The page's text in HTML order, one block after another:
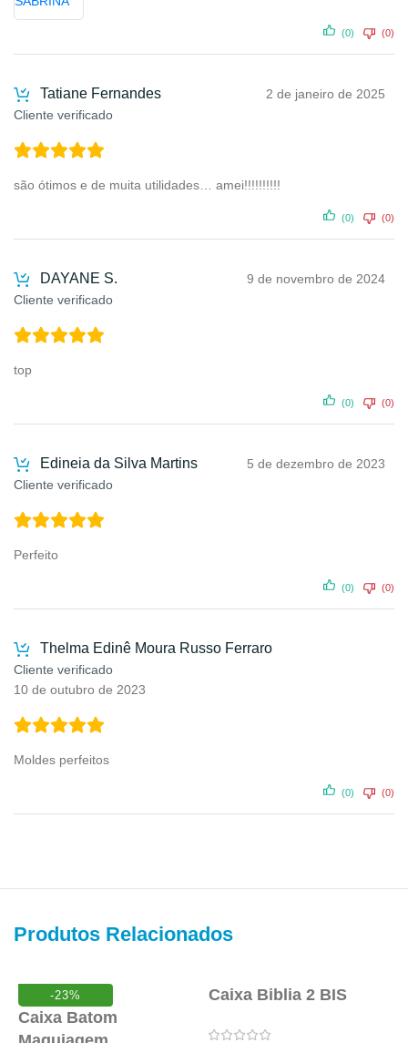
(0) (0)
Tatiane Fernandes
Cliente verificado
2 de janeiro de 2025
são ótimos e de muita utilidades… amei!!!!!!!!!!
(0) (0)
DAYANE S.
Cliente verificado
9 de novembro de 2024
top
(0) (0)
Edineia da Silva Martins
Cliente verificado
5 de dezembro de 2023
Perfeito
(0) (0)
Thelma Edinê Moura Russo Ferraro
Cliente verificado
10 de outubro de 2023
Moldes perfeitos
(0) (0)
Produtos Relacionados
-23%
Caixa Batom
Caixa Biblia 2 BIS